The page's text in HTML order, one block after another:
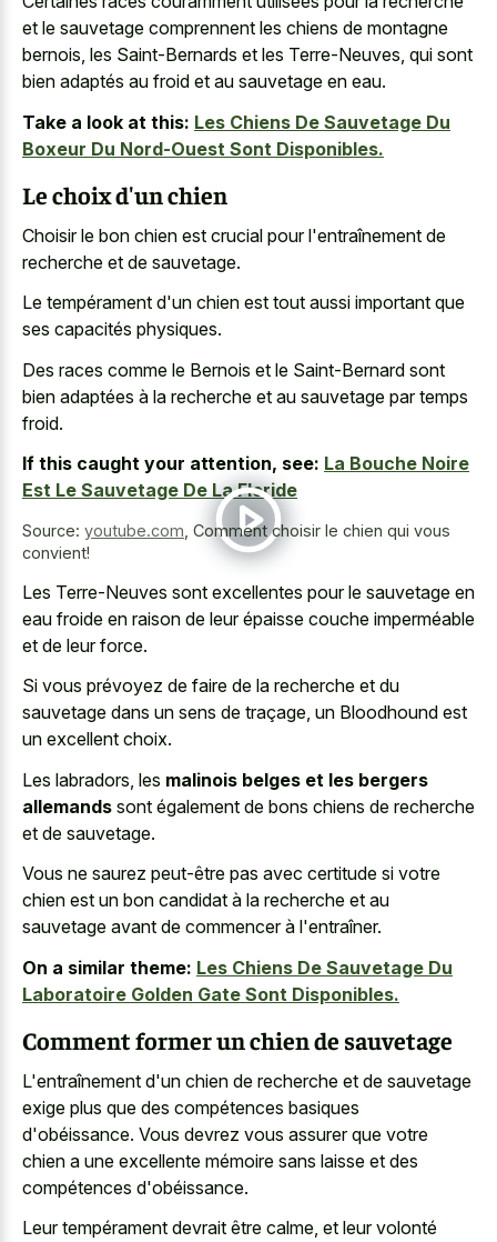
et le sauvetage comprennent les chiens de montagne
bernois, les Saint-Bernards et les Terre-Neuves, qui sont
bien adaptés au froid et au sauvetage en eau.
Take a look at this: Les Chiens De Sauvetage Du
Boxeur Du Nord-Ouest Sont Disponibles.
Le choix d'un chien
Choisir le bon chien est crucial pour l'entraînement de
recherche et de sauvetage.
Le tempérament d'un chien est tout aussi important que
ses capacités physiques.
Des races comme le Bernois et le Saint-Bernard sont
bien adaptées à la recherche et au sauvetage par temps
froid.
If this caught your attention, see: La Bouche Noire
Est Le Sauvetage De La Floride
Source: youtube.com, Comment choisir le chien qui vous
convient!
Les Terre-Neuves sont excellentes pour le sauvetage en
eau froide en raison de leur épaisse couche imperméable
et de leur force.
Si vous prévoyez de faire de la recherche et du
sauvetage dans un sens de traçage, un Bloodhound est
un excellent choix.
Les labradors, les malinois belges et les bergers
allemands sont également de bons chiens de recherche
et de sauvetage.
Vous ne saurez peut-être pas avec certitude si votre
chien est un bon candidat à la recherche et au
sauvetage avant de commencer à l'entraîner.
On a similar theme: Les Chiens De Sauvetage Du
Laboratoire Golden Gate Sont Disponibles.
Comment former un chien de sauvetage
L'entraînement d'un chien de recherche et de sauvetage
exige plus que des compétences basiques
d'obéissance. Vous devrez vous assurer que votre
chien a une excellente mémoire sans laisse et des
compétences d'obéissance.
Leur tempérament devrait être calme, et leur volonté